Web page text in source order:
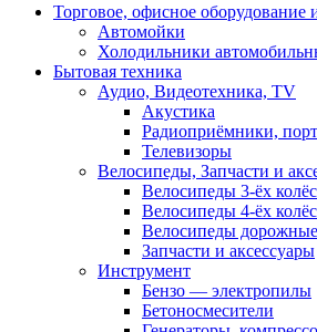
Торговое, офисное оборудование
Автомойки
Холодильники
Бытовая техника
Аудио, Видеотехника, TV
Акустика
Радиоприёмники,
Телевизоры
Велосипеды, Запчасти и
Велосипеды 3-ёх
Велосипеды 4-ёх
Велосипеды дорожные
Запчасти и аксессуары
Инструмент
Бензо — электропилы
Бетоносмесители